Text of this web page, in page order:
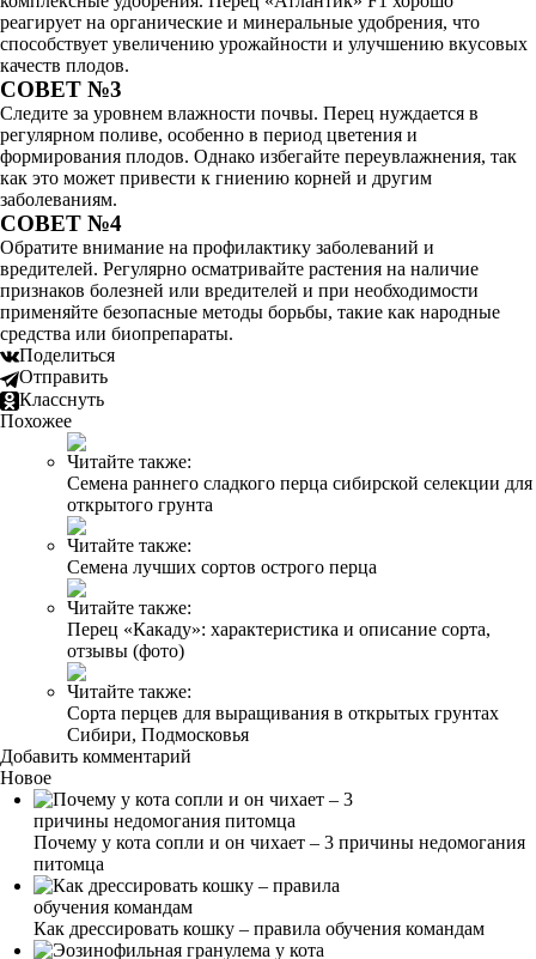
реагирует на органические и минеральные удобрения, что
способствует увеличению урожайности и улучшению вкусовых
качеств плодов.
СОВЕТ №3
Следите за уровнем влажности почвы. Перец нуждается в
регулярном поливе, особенно в период цветения и
формирования плодов. Однако избегайте переувлажнения, так
как это может привести к гниению корней и другим
заболеваниям.
СОВЕТ №4
Обратите внимание на профилактику заболеваний и
вредителей. Регулярно осматривайте растения на наличие
признаков болезней или вредителей и при необходимости
применяйте безопасные методы борьбы, такие как народные
средства или биопрепараты.
Поделиться
Отправить
Класснуть
Похожее
Читайте также:
Семена раннего сладкого перца сибирской селекции для
открытого грунта
Читайте также:
Семена лучших сортов острого перца
Читайте также:
Перец «Какаду»: характеристика и описание сорта,
отзывы (фото)
Читайте также:
Сорта перцев для выращивания в открытых грунтах
Сибири, Подмосковья
Добавить комментарий
Новое
Почему у кота сопли и он чихает – 3 причины недомогания
питомца
Как дрессировать кошку – правила обучения командам